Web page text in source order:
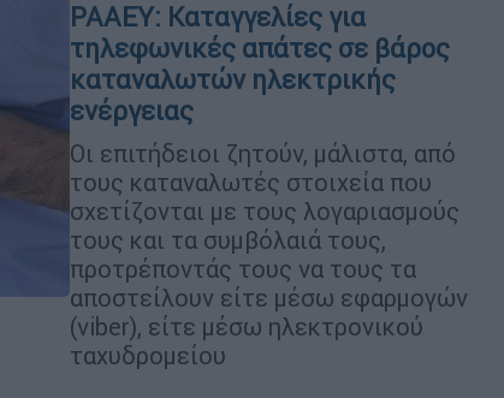
ΡΑΑΕΥ: Καταγγελίες για
τηλεφωνικές απάτες σε βάρος
καταναλωτών ηλεκτρικής
ενέργειας
Οι επιτήδειοι ζητούν, μάλιστα, από
τους καταναλωτές στοιχεία που
σχετίζονται με τους λογαριασμούς
τους και τα συμβόλαιά τους,
προτρέποντάς τους να τους τα
αποστείλουν είτε μέσω εφαρμογών
(viber), είτε μέσω ηλεκτρονικού
ταχυδρομείου